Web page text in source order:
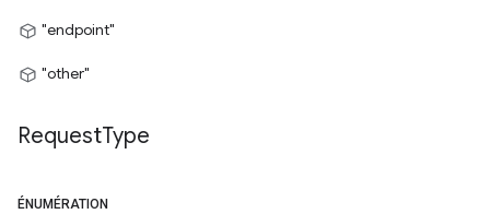
"endpoint"
"other"
RequestType
ÉNUMÉRATION